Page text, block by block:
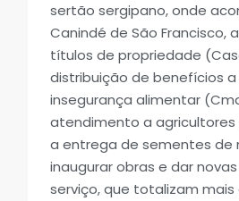
sertão sergipano, onde
Canindé de São Francisco,
títulos de propriedade
distribuição de benefícios
insegurança alimentar
atendimento a agricultores
a entrega de sementes de
inaugurar obras e dar
serviço, que totalizam mais